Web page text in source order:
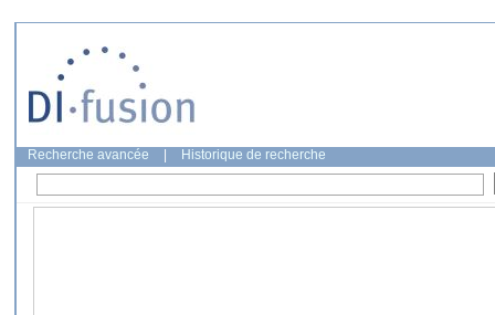
Recherche avancée Historique de recherche